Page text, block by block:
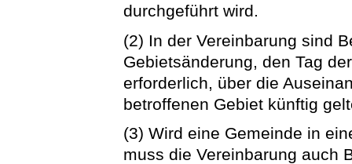
durchgeführt wird.
(2) In der Vereinbarung sind
Gebietsänderung, den Tag
erforderlich, über die
betroffenen Gebiet künftig
(3) Wird eine Gemeinde in
muss die Vereinbarung auch